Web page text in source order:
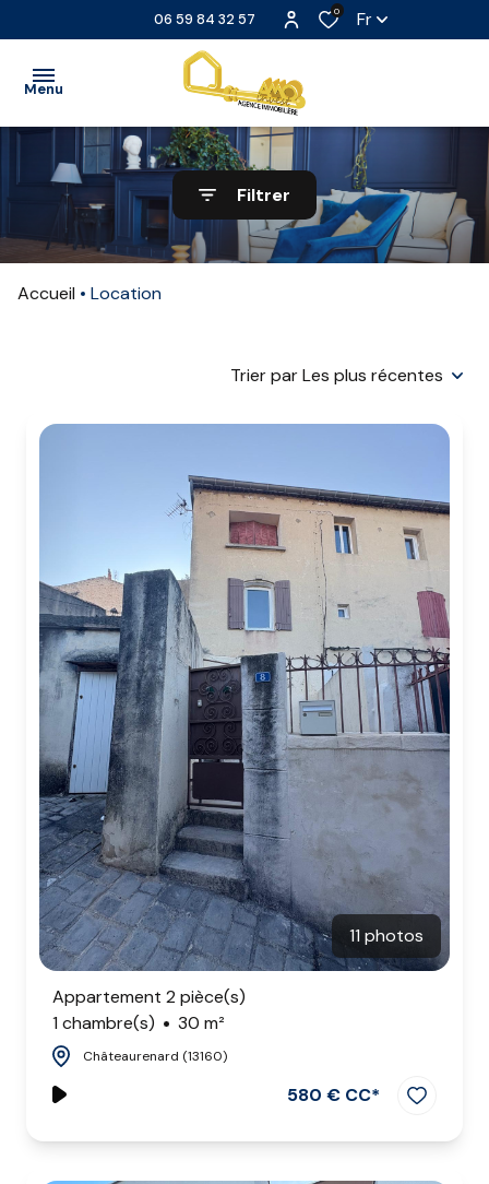
06 59 84 32 57 0 Fr
Menu
ACCUEIL
VENTE
LOCATION
NOS
Filtrer
Accueil Location
Trier par Les plus récentes
11 photos
Appartement 2 pièce(s)
1 chambre(s)
30 m²
Châteaurenard (13160)
580 € CC*